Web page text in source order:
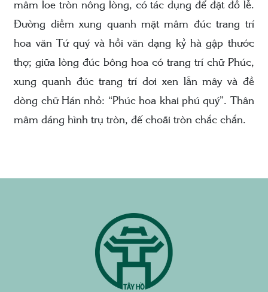
mâm loe tròn nông lòng, có tác dụng để đặt đồ lễ.
Đường diềm xung quanh mặt mâm đúc trang trí
hoa văn Tứ quý và hồi văn dạng kỷ hà gập thước
thợ; giữa lòng đúc bông hoa có trang trí chữ Phúc,
xung quanh đúc trang trí dơi xen lẫn mây và đề
dòng chữ Hán nhỏ: “Phúc hoa khai phú quý”. Thân
mâm dáng hình trụ tròn, đế choãi tròn chắc chắn.